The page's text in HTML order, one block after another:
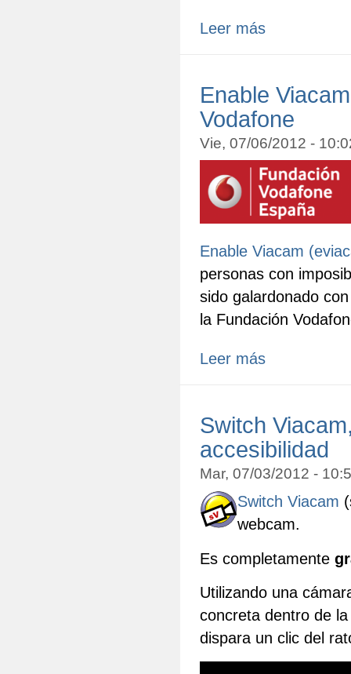
Leer más
Enable
Vodafone
Vie, 07/06/2012 -
Enable Viacam
personas con
sido galardonado
la Fundación
Leer más
Switch
accesibilidad
Mar, 07/03/2012 -
Switch Viacam
webcam.
Es completamente
Utilizando una
concreta dentro de
dispara un clic del